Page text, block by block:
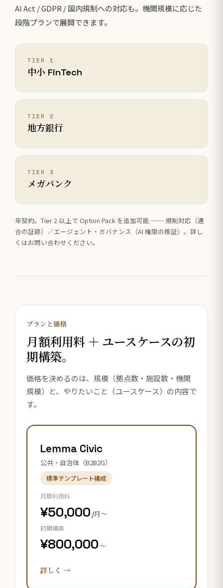
AI Act / GDPR / 国内規制への対応も。機関規模に応じた
段階プランで展開できます。
TIER 1
中小 FinTech
TIER 2
地方銀行
TIER 3
メガバンク
年契約。Tier 2 以上で Option Pack を追加可能 ── 規制対応（適
合の証跡）／エージェント・ガバナンス（AI 権限の検証）。詳し
くはお問い合わせください。
プランと価格
月額利用料 ＋ ユースケースの初
期構築。
価格を決めるのは、規模（拠点数・施設数・機関
規模）と、やりたいこと（ユースケース）の内容で
す。
Lemma Civic
公共・自治体（B2B2G）
標準テンプレート構成
月額利用料
¥50,000 /月〜
初期構築
¥800,000〜
詳しく →